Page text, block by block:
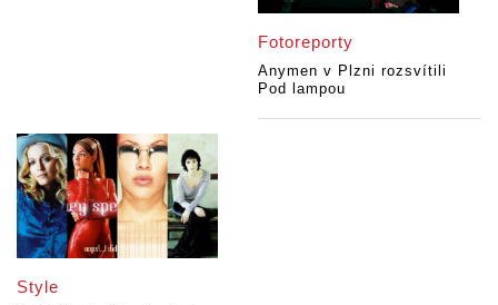
Fotoreporty
Anymen v Plzni rozsvítili
Pod lampou
Style